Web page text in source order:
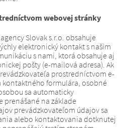
webovej stránky
Slovak s.r.o. obsahuje
elektronický kontakt s našim
s nami, ktorá obsahuje aj
pošty (e-mailová adresa). Ak
prostredníctvom e-
formulára, osobné
sa automaticky
prenášané na základe
prevádzkovateľom údajov sa
alebo kontaktovania dotknutej